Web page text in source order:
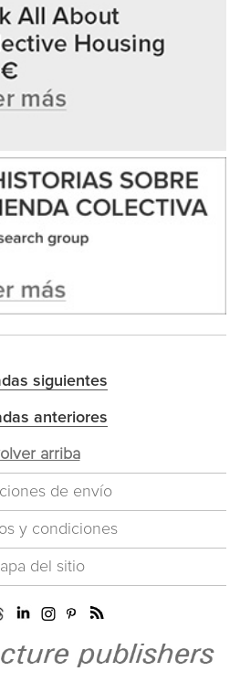
siguientes
anteriores
arriba
de envío
y condiciones
del sitio